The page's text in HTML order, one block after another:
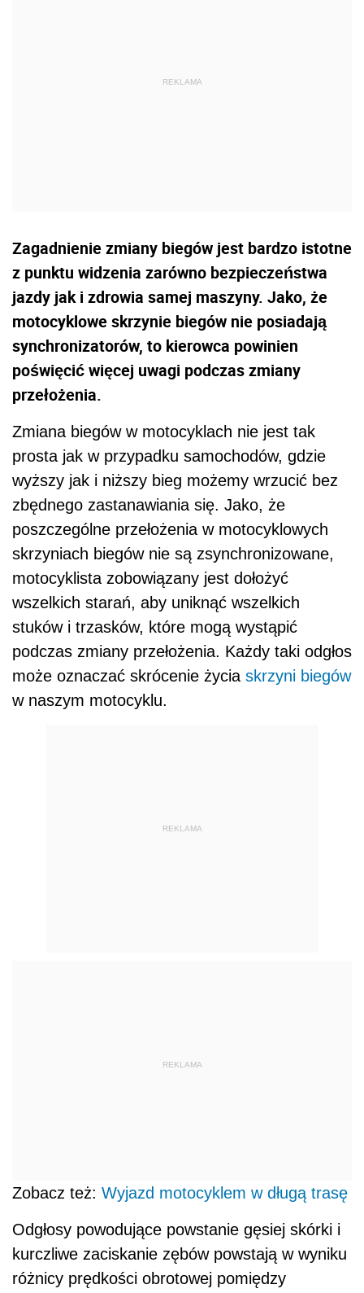
Zagadnienie zmiany biegów jest bardzo istotne
z punktu widzenia zarówno bezpieczeństwa
jazdy jak i zdrowia samej maszyny. Jako, że
motocyklowe skrzynie biegów nie posiadają
synchronizatorów, to kierowca powinien
poświęcić więcej uwagi podczas zmiany
przełożenia.
Zmiana biegów w motocyklach nie jest tak
prosta jak w przypadku samochodów, gdzie
wyższy jak i niższy bieg możemy wrzucić bez
zbędnego zastanawiania się. Jako, że
poszczególne przełożenia w motocyklowych
skrzyniach biegów nie są zsynchronizowane,
motocyklista zobowiązany jest dołożyć
wszelkich starań, aby uniknąć wszelkich
stuków i trzasków, które mogą wystąpić
podczas zmiany przełożenia. Każdy taki odgłos
może oznaczać skrócenie życia skrzyni biegów
w naszym motocyklu.
REKLAMA
REKLAMA
Zobacz też: Wyjazd motocyklem w długą trasę
Odgłosy powodujące powstanie gęsiej skórki i
kurczliwe zaciskanie zębów powstają w wyniku
różnicy prędkości obrotowej pomiędzy